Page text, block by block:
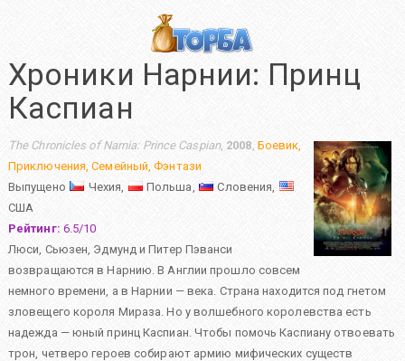
Хроники Нарнии: Принц
Каспиан
The Chronicles of Narnia: Prince Caspian, 2008, Боевик,
Приключения,Семейный,Фэнтази
Выпущено
Чехия, Польша,
Словения,
США
Рейтинг: 6.5/10
Люси, Сьюзен, Эдмунд и Питер Пэванси
возвращаются в Нарнию. В Англии прошло совсем
немного времени, а в Нарнии — века. Страна находится под гнетом
зловещего короля Мираза. Но у волшебного королевства есть
надежда — юный принц Каспиан. Чтобы помочь Каспиану отвоевать
трон, четверо героев собирают армию мифических существ